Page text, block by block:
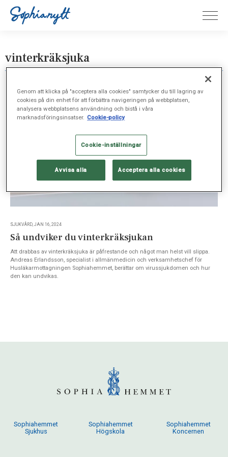
vinterkräksjuka
SJUKVÅRD, JAN 16, 2024
Så undviker du vinterkräksjukan
Att drabbas av vinterkräksjuka är påfrestande och något man helst vill slippa.
Andreas Erlandsson, specialist i allmänmedicin och verksamhetschef för
Husläkarmottagningen Sophiahemmet, berättar om virussjukdomen och hur
den kan undvikas.
Sophiahemmet
Sjukhus
Sophiahemmet
Högskola
Sophiahemmet
Koncernen
Genom att klicka på "acceptera alla cookies" samtycker du till lagring av
cookies på din enhet för att förbättra navigeringen på webbplatsen,
analysera webbplatsens användning och bistå i våra
marknadsföringsinsatser. Cookie-policy
Cookie-inställningar
Avvisa alla Acceptera alla cookies